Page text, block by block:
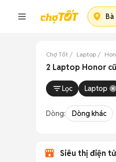
Chợ Tốt Laptop
2 Laptop Honor
Lọc Laptop
Dòng: Dòng khác
Siêu thị điện tử